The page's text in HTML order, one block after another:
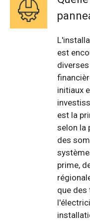
est
initiaux
est la
selon la
des
prime,
que